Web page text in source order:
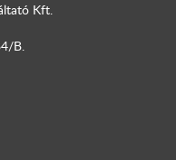
Kft.
B.